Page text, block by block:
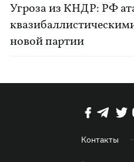
Угроза из КНДР: РФ
новой партии
Контакты